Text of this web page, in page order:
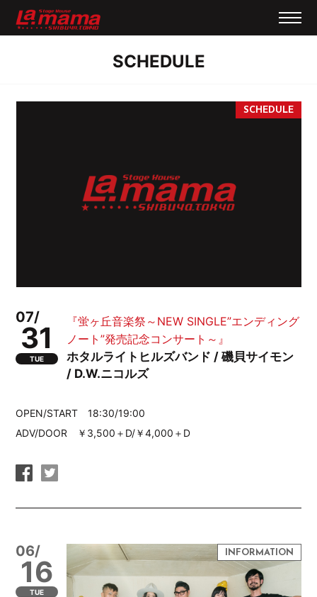
SCHEDULE
07/
31
TUE
『蛍ヶ丘音楽祭～NEW SINGLE”エンディング
ノート”発売記念コンサート～』
ホタルライトヒルズバンド / 磯貝サイモン
/ D.W.ニコルズ
OPEN/START 18:30/19:00
ADV/DOOR ￥3,500＋D/￥4,000＋D
06/
16
TUE